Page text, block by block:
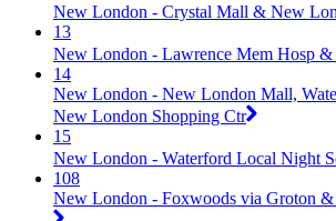
New London - Crystal Mall & New
13
New London - Lawrence Mem Hosp &
14
New London - New London Mall,
New London Shopping Ctr
15
New London - Waterford Local Night
108
New London - Foxwoods via Groton